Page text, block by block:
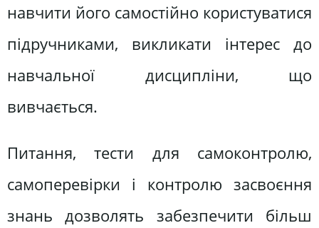
навчити його самостійно користуватися
підручниками, викликати інтерес до
навчальної дисципліни, що
вивчається.
Питання, тести для самоконтролю,
самоперевірки і контролю засвоєння
знань дозволять забезпечити більш